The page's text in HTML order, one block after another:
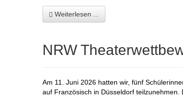
Weiterlesen ...
NRW
Am 11. Juni 2026 hatten wir, fünf
auf Französisch in Düsseldorf